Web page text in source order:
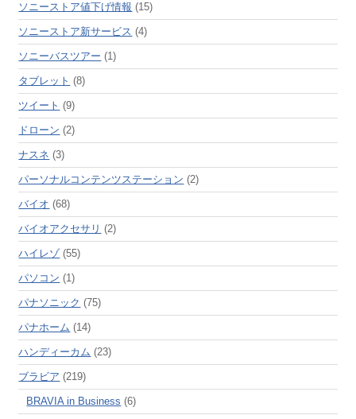
ソニーストア値下げ情報 (15)
ソニーストア新サービス (4)
ソニーバスツアー (1)
タブレット (8)
ツイート (9)
ドローン (2)
ナスネ (3)
パーソナルコンテンツステーション (2)
バイオ (68)
バイオアクセサリ (2)
ハイレゾ(55)
パソコン (1)
パナソニック (75)
パナホーム (14)
ハンディーカム (23)
ブラビア (219)
BRAVIA in Business (6)